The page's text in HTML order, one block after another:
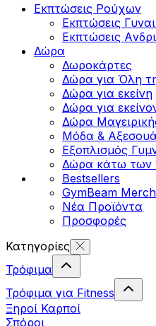
Εκπτώσεις Ρούχων
Εκπτώσεις
Εκπτώσεις
Δώρα
Δωροκάρτες
Δώρα για Όλη
Δώρα για εκείνη
Δώρα για
Δώρα
Μόδα &
Εξοπλισμός
Δώρα κάτω των
Bestsellers
GymBeam Merch
Νέα Προϊόντα
Προσφορές
Κατηγορίες
Τρόφιμα
Τρόφιμα για Fitness
Ξηροί Καρποί
Σπόροι